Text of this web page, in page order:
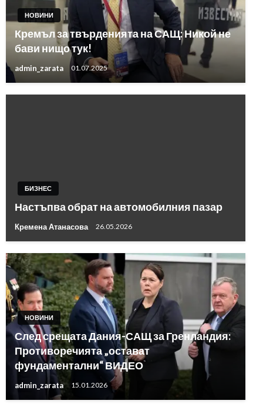
НОВИНИ
Кремъл за твърденията на САЩ: Никой не
бави нищо тук!
admin_zarata 01.07.2025
БИЗНЕС
Настъпва обрат на автомобилния пазар
Кремена Атанасова 26.05.2026
НОВИНИ
След срещата Дания-САЩ за Гренландия:
Противоречията „остават
фундаментални“ ВИДЕО
admin_zarata 15.01.2026